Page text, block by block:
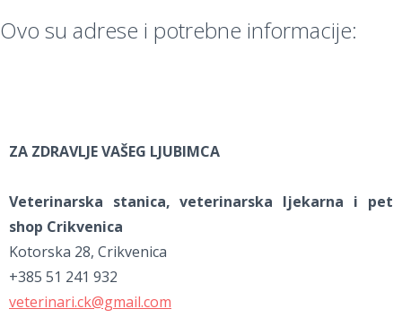
Ovo su adrese i potrebne informacije:
ZA ZDRAVLJE VAŠEG LJUBIMCA
Veterinarska stanica, veterinarska ljekarna i pet
shop Crikvenica
Kotorska 28, Crikvenica
+385 51 241 932
veterinari.ck@gmail.com